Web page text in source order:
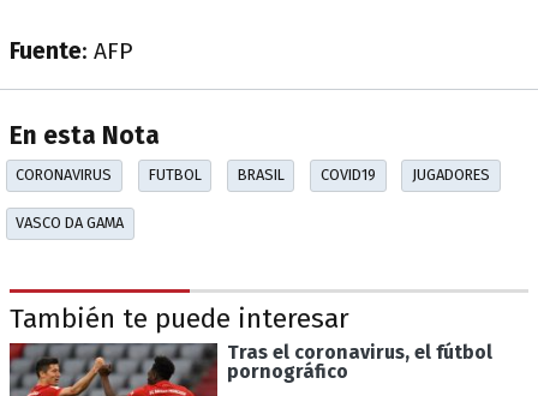
Fuente: AFP
En esta Nota
CORONAVIRUS FUTBOL BRASIL COVID19 JUGADORES
VASCO DA GAMA
También te puede interesar
Tras el coronavirus, el fútbol
pornográfico